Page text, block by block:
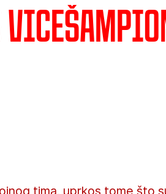
tima, uprkos tome što